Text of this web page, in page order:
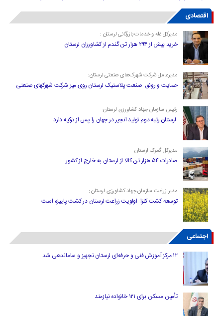
اقتصادی
مدیرکل غله و خدمات بازرگانی لرستان :
خرید بیش از ۲۹۴ هزار تن گندم از کشاورزان لرستان
مدیرعامل شرکت شهرک‌های صنعتی لرستان:
حمایت و رونق صنعت پلاستیک لرستان روی میز شرکت شهرکهای صنعتی
رئیس سازمان جهاد کشاورزی لرستان:
لرستان رتبه دوم تولید انجیر در جهان را پس از ترکیه دارد
مدیرکل گمرک لرستان
صادرات ۵۴ هزار تن کالا از لرستان به خارج از کشور
مدیر زراعت سازمان جهاد کشاورزی لرستان :
توسعه کشت کلزا اولویت زراعت لرستان در کشت پاییزه است
اجتماعی
۱۲ مرکز آموزش فنی و حرفه‌ای لرستان تجهیز و ساماندهی شد
تأمین مسکن برای ۱۲۱ خانواده نیازمند